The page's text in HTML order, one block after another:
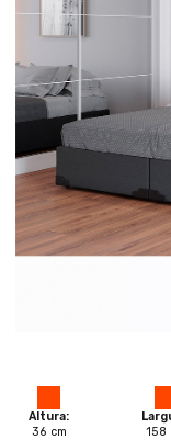
Altura:
36 cm
158